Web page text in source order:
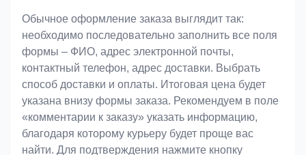
Обычное оформление заказа выглядит так:
необходимо последовательно заполнить все поля
формы – ФИО, адрес электронной почты,
контактный телефон, адрес доставки. Выбрать
способ доставки и оплаты. Итоговая цена будет
указана внизу формы заказа. Рекомендуем в поле
«комментарии к заказу» указать информацию,
благодаря которому курьеру будет проще вас
найти. Для подтверждения нажмите кнопку